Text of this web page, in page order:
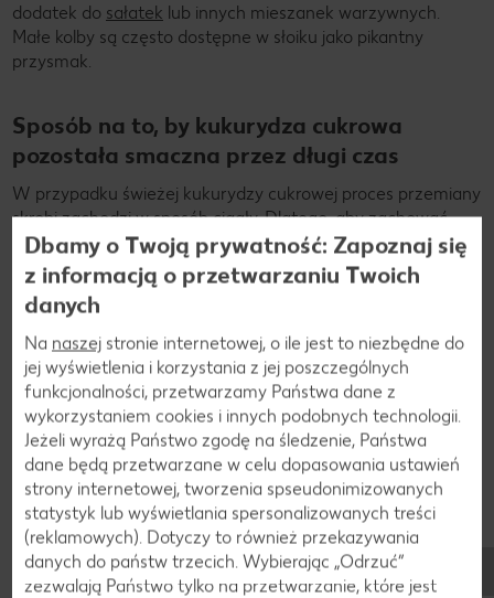
dodatek do sałatek lub innych mieszanek warzywnych.
Małe kolby są często dostępne w słoiku jako pikantny
przysmak.
Sposób na to, by kukurydza cukrowa
pozostała smaczna przez długi czas
W przypadku świeżej kukurydzy cukrowej proces przemiany
skrobi zachodzi w sposób ciągły. Dlatego, aby zachować
słodki smak, szczególnie ważne jest prawidłowe
przechowywanie. Przemiana skrobi może zostać
zahamowana przez zimno. Z tego powodu należy
przechowywać świeżą kukurydzę cukrową w lodówce. Jeśli
nie zostanie zjedzona w ciągu kilku dni, powinno się ją
przechować w zamrażarce lub nawet wysuszyć.
Dbamy o Twoją prywatność: Zapoznaj się
z informacją o przetwarzaniu Twoich
danych
Na naszej stronie internetowej, o ile jest to niezbędne do
jej wyświetlenia i korzystania z jej poszczególnych
funkcjonalności, przetwarzamy Państwa dane z
wykorzystaniem cookies i innych podobnych technologii.
Jeżeli wyrażą Państwo zgodę na śledzenie, Państwa
dane będą przetwarzane w celu dopasowania ustawień
strony internetowej, tworzenia spseudonimizowanych
statystyk lub wyświetlania spersonalizowanych treści
(reklamowych). Dotyczy to również przekazywania
danych do państw trzecich. Wybierając „Odrzuć“
zezwalają Państwo tylko na przetwarzanie, które jest